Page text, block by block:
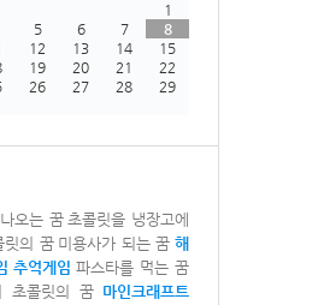
1
5 6 7
8
12 13 14
15
19 20 21
22
26 27 28
29
오는 꿈 초콜릿을 냉장고에
릿의 꿈 미용사가 되는 꿈 해
추억게임 파스타를 먹는 꿈
초콜릿의 꿈 마인크래프트